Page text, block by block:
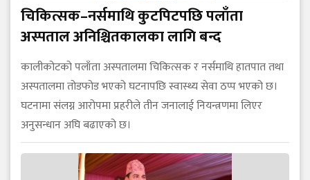
चिकित्सक–नर्समाथि कुटपिटपछि पलाँता
अस्पताल अनिश्चितकालका लागि बन्द
कालीकोटको पलाँता अस्पतालमा चिकित्सक र नर्समाथि हातपात तथा
अस्पतालमा तोडफोड भएको घटनापछि स्वास्थ्य सेवा ठप्प भएको छ।
घटनामा संलग्न आरोपमा प्रहरीले तीन जनालाई नियन्त्रणमा लिएर
अनुसन्धान अघि बढाएको छ।